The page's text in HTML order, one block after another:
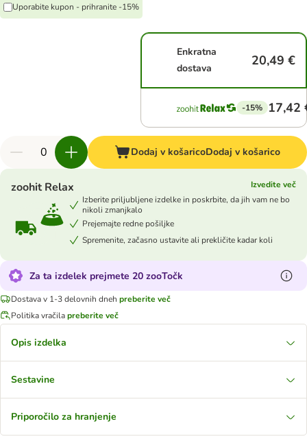
Uporabite kupon - prihranite -15%
Enkratna
dostava
20,49 €
-15% 17,42
Dodaj v košaricoDodaj v košarico
zoohit Relax
Izvedite več
Izberite priljubljene izdelke in poskrbite, da jih vam ne bo
nikoli zmanjkalo
Prejemajte redne pošiljke
Spremenite, začasno ustavite ali prekličite kadar koli
Za ta izdelek prejmete 20 zooTočk
Dostava v 1-3 delovnih dneh preberite več
Politika vračilapreberite več
Opis izdelka
Sestavine
Priporočilo za hranjenje